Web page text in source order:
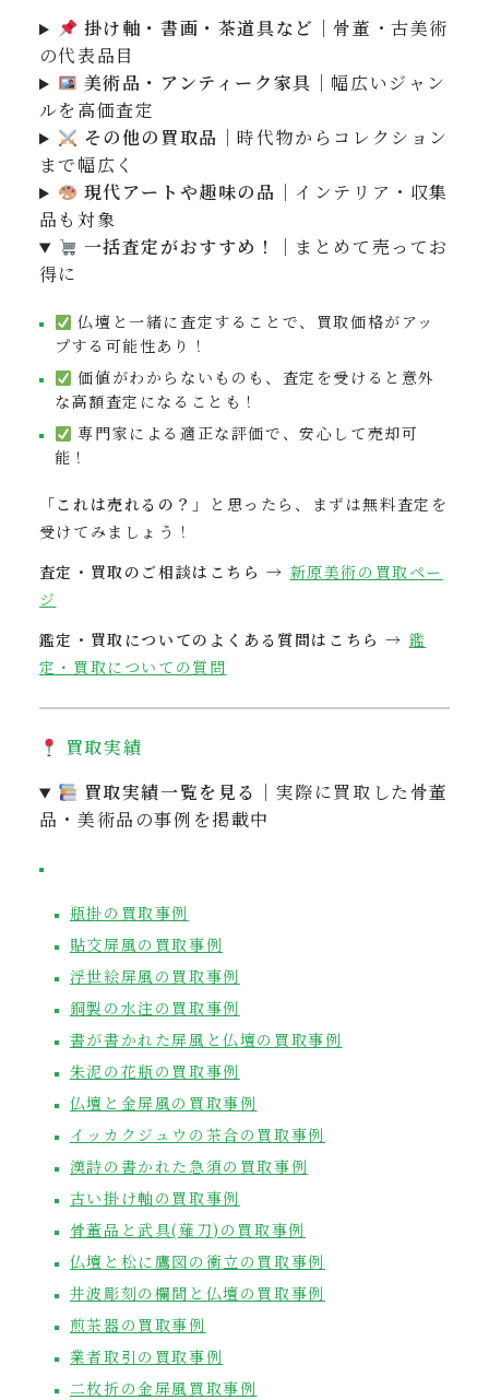
掛け軸・書画・茶道具など ｜骨董・古美術
の代表品目
美術品・アンティーク家具 ｜幅広いジャン
ルを高価査定
その他の買取品 ｜時代物からコレクション
まで幅広く
現代アートや趣味の品 ｜インテリア・収集
品も対象
一括査定がおすすめ！
｜まとめて売ってお
得に
仏壇と一緒に査定することで、買取価格がアッ
プする可能性あり！
価値がわからないものも、査定を受けると意外
な高額査定になることも！
専門家による適正な評価で、安心して売却可
能！
「これは売れるの？」
と思ったら、まずは無料査定を
受けてみましょう！
査定・買取のご相談はこちら → 新原美術の買取ペー
ジ
鑑定・買取についてのよくある質問はこちら → 鑑
定・買取についての質問
買取実績
買取実績一覧を見る ｜実際に買取した骨董
品・美術品の事例を掲載中
瓶掛の買取事例
貼交屏風の買取事例
浮世絵屏風の買取事例
銅製の水注の買取事例
書が書かれた屏風と仏壇の買取事例
朱泥の花瓶の買取事例
仏壇と金屏風の買取事例
イッカクジュウの茶合の買取事例
漢詩の書かれた急須の買取事例
古い掛け軸の買取事例
骨董品と武具(薙刀)の買取事例
仏壇と松に鷹図の衝立の買取事例
井波彫刻の欄間と仏壇の買取事例
煎茶器の買取事例
業者取引の買取事例
二枚折の金屏風買取事例